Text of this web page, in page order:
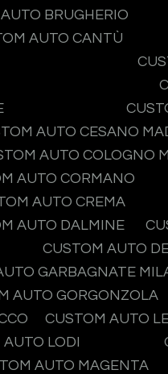
BRUGHERIO
AUTO CANTÙ
AUTO CESANO
AUTO COLOGNO
AUTO CORMANO
AUTO CREMA
AUTO DALMINE
CUSTOM AUTO
GARBAGNATE
AUTO GORGONZOLA
CUSTOM AUTO
LODI
AUTO MAGENTA